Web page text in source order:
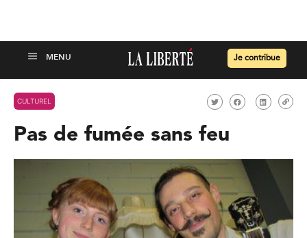
Je contribue
CULTUREL
Pas de fumée sans feu